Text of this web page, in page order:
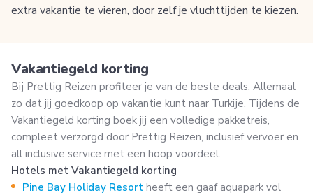
extra vakantie te vieren, door zelf je vluchttijden te kiezen.
Vakantiegeld korting
Bij Prettig Reizen profiteer je van de beste deals. Allemaal
zo dat jij goedkoop op vakantie kunt naar Turkije. Tijdens de
Vakantiegeld korting boek jij een volledige pakketreis,
compleet verzorgd door Prettig Reizen, inclusief vervoer en
all inclusive service met een hoop voordeel.
Hotels met Vakantiegeld korting
Pine Bay Holiday Resort heeft een gaaf aquapark vol